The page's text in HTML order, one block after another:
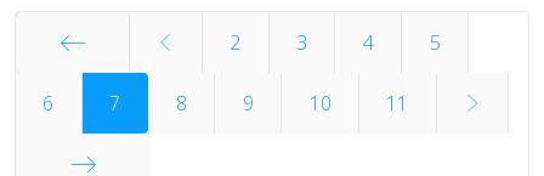
2 3 4 5
6 7 8 9 10 11